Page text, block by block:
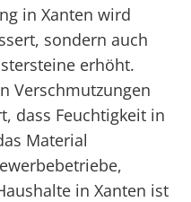
in Xanten wird
sondern auch
erhöht.
Verschmutzungen
dass Feuchtigkeit in
Material
in Xanten ist